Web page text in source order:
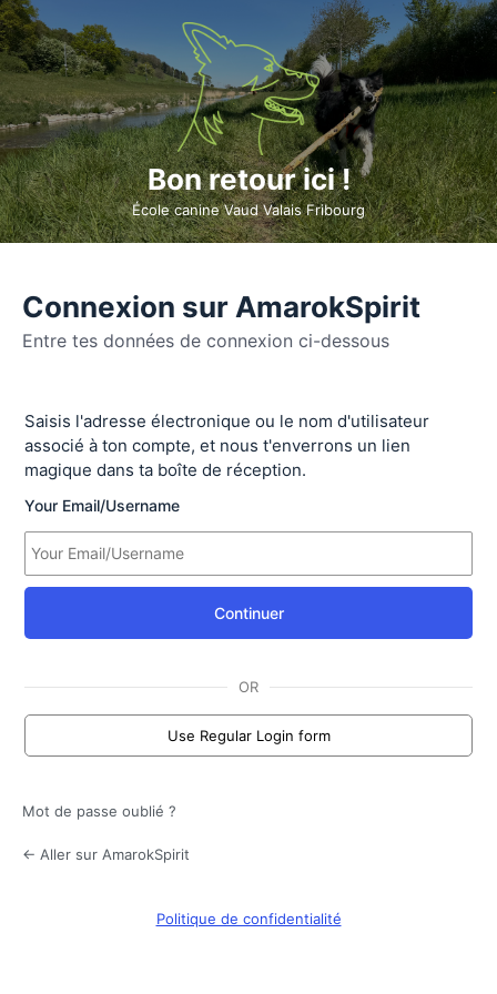
Connexion sur AmarokSpirit
Entre tes données de connexion ci-dessous
Se
connecter
Saisis l'adresse électronique ou le nom d'utilisateur
associé à ton compte, et nous t'enverrons un lien
magique dans ta boîte de réception.
Your Email/Username
Continuer
OR
Use Regular Login form
Mot de passe oublié ?
← Aller sur AmarokSpirit
Politique de confidentialité
Bon retour ici !
École canine Vaud Valais Fribourg